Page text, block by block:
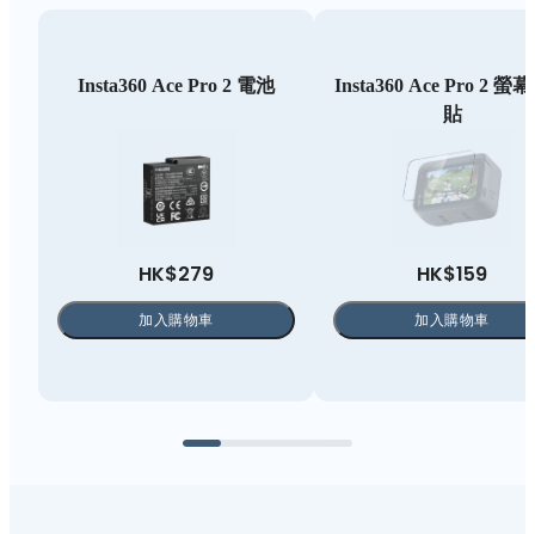
Insta360 Ace Pro 2 電池
HK$279
加入購物車
Insta360 Ace Pro 2 螢
貼
HK$159
加入購物車